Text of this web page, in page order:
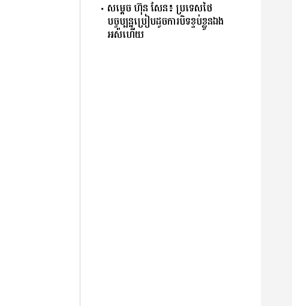
សម្តេច ហ៊ុន សែន៖ ប្រទេស​ថៃ​
បច្ចុប្បន្នប្រៀបដូចការបិទខ្ទប់ខ្លួនឯង
អស់ហើយ